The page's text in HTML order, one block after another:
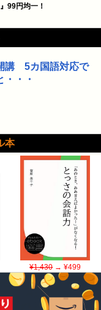
99円均一！
講 5カ国語対応で
・・・
本
¥1,430→ ¥499